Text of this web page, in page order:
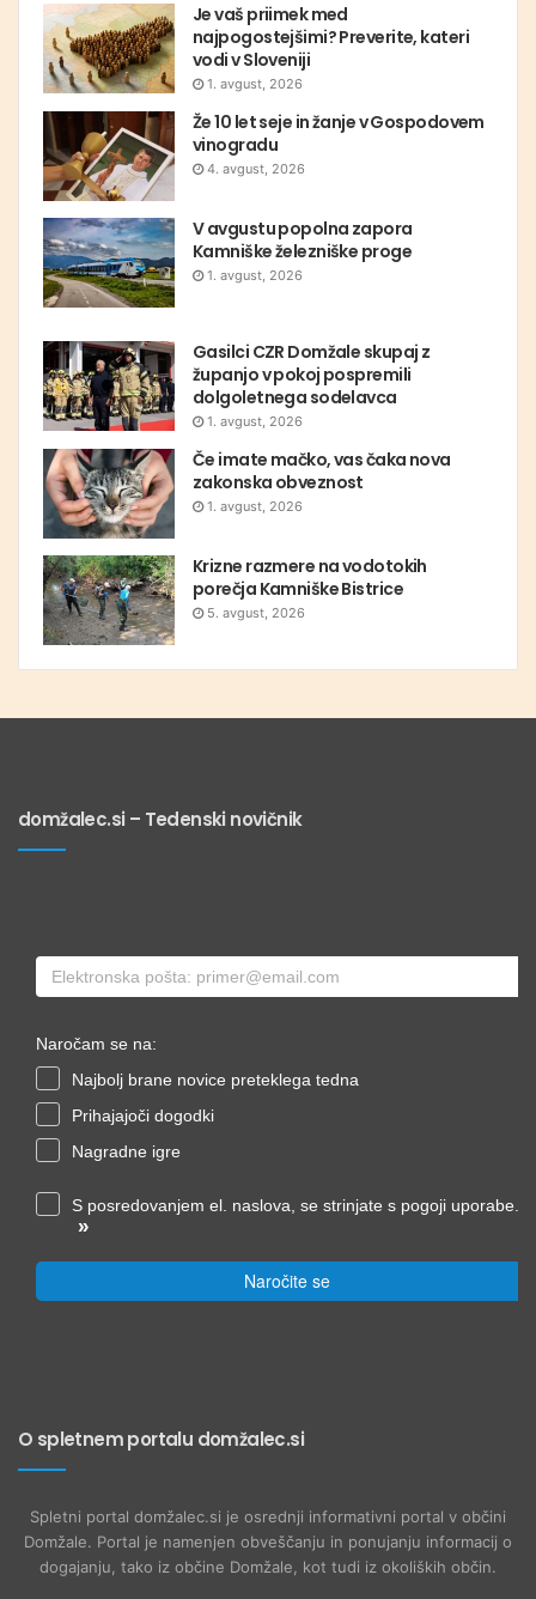
Je vaš priimek med
najpogostejšimi? Preverite, kateri
vodi v Sloveniji
1. avgust, 2026
Že 10 let seje in žanje v Gospodovem
vinogradu
4. avgust, 2026
V avgustu popolna zapora
Kamniške železniške proge
1. avgust, 2026
Gasilci CZR Domžale skupaj z
županjo v pokoj pospremili
dolgoletnega sodelavca
1. avgust, 2026
Če imate mačko, vas čaka nova
zakonska obveznost
1. avgust, 2026
Krizne razmere na vodotokih
porečja Kamniške Bistrice
5. avgust, 2026
domžalec.si – Tedenski novičnik
Naročam se na:
Najbolj brane novice preteklega tedna
Prihajajoči dogodki
Nagradne igre
S posredovanjem el. naslova, se strinjate s pogoji uporabe.
»
Naročite se
O spletnem portalu domžalec.si
Spletni portal domžalec.si je osrednji informativni portal v občini
Domžale. Portal je namenjen obveščanju in ponujanju informacij o
dogajanju, tako iz občine Domžale, kot tudi iz okoliških občin.